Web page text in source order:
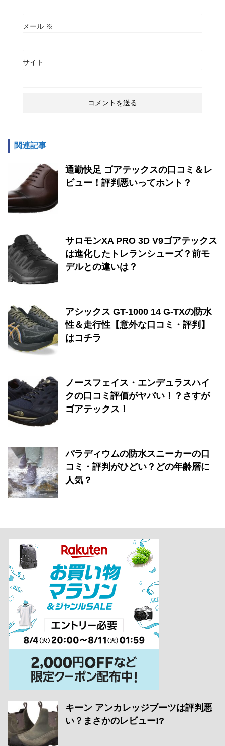
メール ※
サイト
関連記事
通勤快足 ゴアテックスの口コミ＆レ
ビュー！評判悪いってホント？
サロモンXA PRO 3D V9ゴアテックス
は進化したトレランシューズ？前モ
デルとの違いは？
アシックス GT-1000 14 G-TXの防水
性＆走行性【意外な口コミ・評判】
はコチラ
ノースフェイス・エンデュラスハイ
クの口コミ評価がヤバい！？さすが
ゴアテックス！
パラディウムの防水スニーカーの口
コミ・評判がひどい？どの年齢層に
人気？
キーン アンカレッジブーツは評判悪
い？まさかのレビュー!?